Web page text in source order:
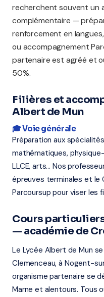
recherchent souvent un
complémentaire —
renforcement en
ou accompagnement
partenaire est agréé et
50%.
Filières et
Albert de Mun
🎓 Voie générale
Préparation aux
mathématiques, physique-
LLCE, arts... Nos
épreuves terminales et le
Parcoursup pour viser les
Cours
— académie de
Le Lycée Albert de Mun
Clemenceau, à Nogent-
organisme partenaire se
Marne et alentours. Tous